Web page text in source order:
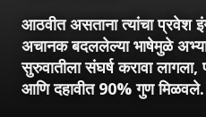
आठवीत असताना त्यांचा प्रवेश
अचानक बदललेल्या भाषेमुळे
सुरुवातीला संघर्ष करावा लागला,
आणि दहावीत 90% गुण मिळवले.